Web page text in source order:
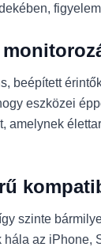
beépített
eszközei
szinte
az